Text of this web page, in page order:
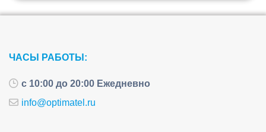
ЧАСЫ РАБОТЫ:
с 10:00 до 20:00 Ежедневно
info@optimatel.ru